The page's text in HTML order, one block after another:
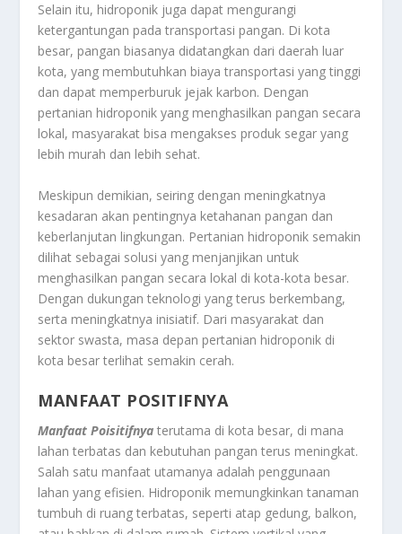
Selain itu, hidroponik juga dapat mengurangi
ketergantungan pada transportasi pangan. Di kota
besar, pangan biasanya didatangkan dari daerah luar
kota, yang membutuhkan biaya transportasi yang tinggi
dan dapat memperburuk jejak karbon. Dengan
pertanian hidroponik yang menghasilkan pangan secara
lokal, masyarakat bisa mengakses produk segar yang
lebih murah dan lebih sehat.
Meskipun demikian, seiring dengan meningkatnya
kesadaran akan pentingnya ketahanan pangan dan
keberlanjutan lingkungan. Pertanian hidroponik semakin
dilihat sebagai solusi yang menjanjikan untuk
menghasilkan pangan secara lokal di kota-kota besar.
Dengan dukungan teknologi yang terus berkembang,
serta meningkatnya inisiatif. Dari masyarakat dan
sektor swasta, masa depan pertanian hidroponik di
kota besar terlihat semakin cerah.
MANFAAT POSITIFNYA
Manfaat Poisitifnya terutama di kota besar, di mana
lahan terbatas dan kebutuhan pangan terus meningkat.
Salah satu manfaat utamanya adalah penggunaan
lahan yang efisien. Hidroponik memungkinkan tanaman
tumbuh di ruang terbatas, seperti atap gedung, balkon,